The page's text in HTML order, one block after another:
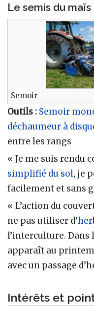
Le semis du
Semoir
Outils : Semoir
déchaumeur à
entre les rangs
« Je me suis rendu
simplifié du sol, je
facilement et sans
« L’action du
ne pas utiliser d’
l’interculture. Dans
apparaît au
avec un passage
Intérêts et